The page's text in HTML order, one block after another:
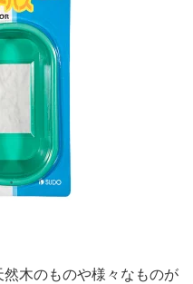
木のものや様々なものが